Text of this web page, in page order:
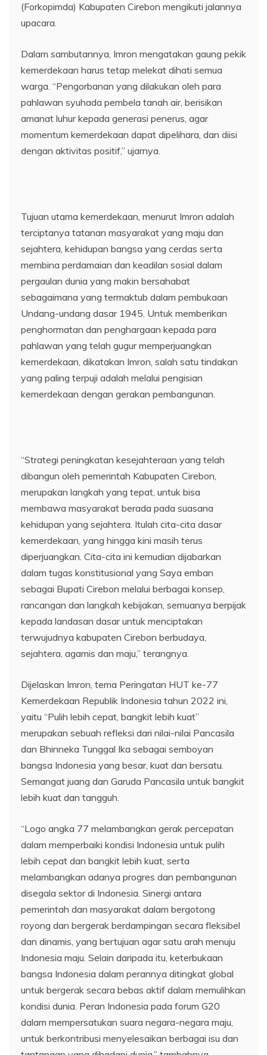
(Forkopimda) Kabupaten Cirebon mengikuti jalannya
upacara.
Dalam sambutannya, Imron mengatakan gaung pekik
kemerdekaan harus tetap melekat dihati semua
warga. “Pengorbanan yang dilakukan oleh para
pahlawan syuhada pembela tanah air, berisikan
amanat luhur kepada generasi penerus, agar
momentum kemerdekaan dapat dipelihara, dan diisi
dengan aktivitas positif,” ujarnya.
Tujuan utama kemerdekaan, menurut Imron adalah
terciptanya tatanan masyarakat yang maju dan
sejahtera, kehidupan bangsa yang cerdas serta
membina perdamaian dan keadilan sosial dalam
pergaulan dunia yang makin bersahabat
sebagaimana yang termaktub dalam pembukaan
Undang-undang dasar 1945. Untuk memberikan
penghormatan dan penghargaan kepada para
pahlawan yang telah gugur memperjuangkan
kemerdekaan, dikatakan Imron, salah satu tindakan
yang paling terpuji adalah melalui pengisian
kemerdekaan dengan gerakan pembangunan.
“Strategi peningkatan kesejahteraan yang telah
dibangun oleh pemerintah Kabupaten Cirebon,
merupakan langkah yang tepat, untuk bisa
membawa masyarakat berada pada suasana
kehidupan yang sejahtera. Itulah cita-cita dasar
kemerdekaan, yang hingga kini masih terus
diperjuangkan. Cita-cita ini kemudian dijabarkan
dalam tugas konstitusional yang Saya emban
sebagai Bupati Cirebon melalui berbagai konsep,
rancangan dan langkah kebijakan, semuanya berpijak
kepada landasan dasar untuk menciptakan
terwujudnya kabupaten Cirebon berbudaya,
sejahtera, agamis dan maju,” terangnya.
Dijelaskan Imron, tema Peringatan HUT ke-77
Kemerdekaan Republik Indonesia tahun 2022 ini,
yaitu “Pulih lebih cepat, bangkit lebih kuat”
merupakan sebuah refleksi dari nilai-nilai Pancasila
dan Bhinneka Tunggal Ika sebagai semboyan
bangsa Indonesia yang besar, kuat dan bersatu.
Semangat juang dan Garuda Pancasila untuk bangkit
lebih kuat dan tangguh.
“Logo angka 77 melambangkan gerak percepatan
dalam memperbaiki kondisi Indonesia untuk pulih
lebih cepat dan bangkit lebih kuat, serta
melambangkan adanya progres dan pembangunan
disegala sektor di Indonesia. Sinergi antara
pemerintah dan masyarakat dalam bergotong
royong dan bergerak berdampingan secara fleksibel
dan dinamis, yang bertujuan agar satu arah menuju
Indonesia maju. Selain daripada itu, keterbukaan
bangsa Indonesia dalam perannya ditingkat global
untuk bergerak secara bebas aktif dalam memulihkan
kondisi dunia. Peran Indonesia pada forum G20
dalam mempersatukan suara negara-negara maju,
untuk berkontribusi menyelesaikan berbagai isu dan